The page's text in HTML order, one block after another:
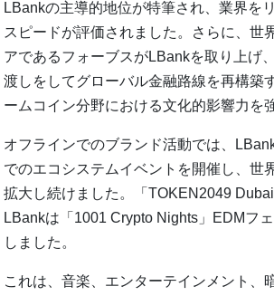
LBankの主導的地位が特筆され、業界を
スピードが評価されました。さらに、世
アであるフォーブスがLBankを取り上げ
渡しをしてグローバル金融路線を再構築
ームコイン分野における文化的影響力を
オフラインでのブランド活動では、
でのエコシステムイベントを開催し、世
拡大し続けました。「TOKEN2049 Dubai
LBankは「1001 Crypto Nights」EDMフ
しました。
これは、音楽、エンターテインメント、